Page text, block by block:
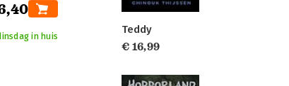
in huis
Teddy
€ 16,99